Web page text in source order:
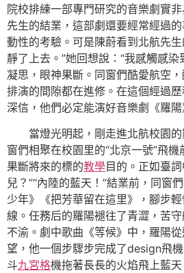
院校排練一部專門研究的音樂劇實
先生的結業，這部劇還要經常經過
動性的考驗。可是陳蔚看到北航先
靜了上去。”她回想說：“我感觸感
凝思，眼神果斷。同窗們酷愛航空
排演的間隙都在進修。在這個經過
深信，他們必定能演好音樂劇《羅陽
當燈光明起，剛走進北航校園
窗們相聚在校園里的“北京一號”飛機
果斷將來的標的教學目的。正如臺
兒？”“內陸的藍天！”結業前，同窗
少年》《把芳華留在這里》，腳步
線。任務后的羅陽褪往了青澀，苦
不渝。劇中歌曲《等候》中，羅陽
望，他一個步驟步完成了design飛
斗九宮格機拖著長長的火焰飛上藍